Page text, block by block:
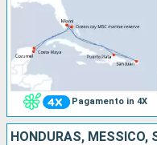
Pagamento in 4X